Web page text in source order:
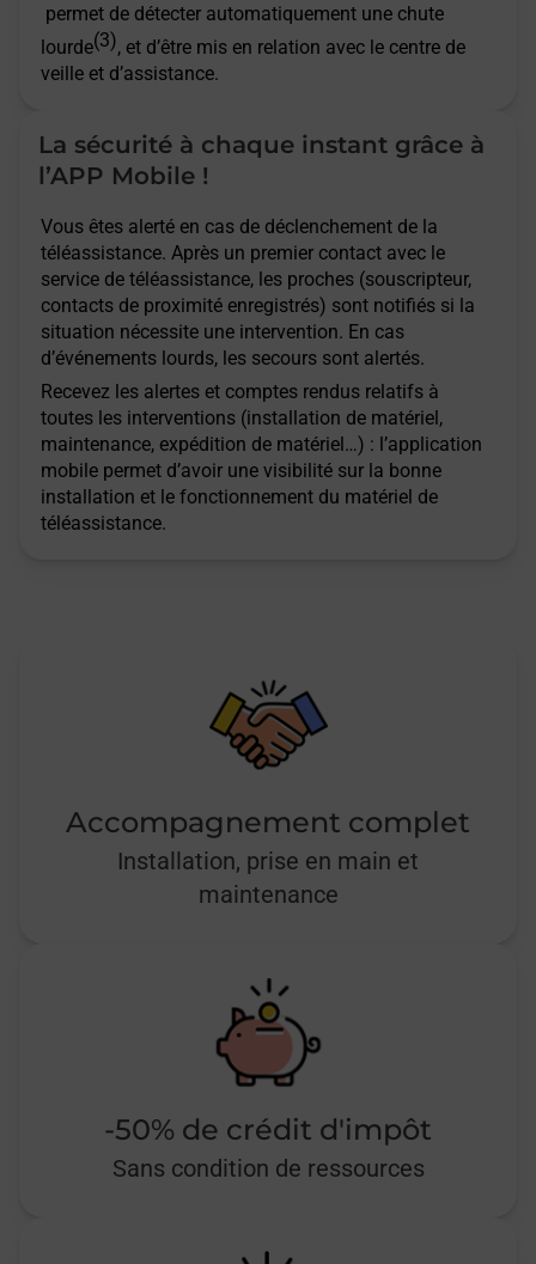
permet de détecter automatiquement une chute
lourde(3), et d’être mis en relation avec le centre de
veille et d’assistance.
La sécurité à chaque instant grâce à
l’APP Mobile !
Vous êtes alerté en cas de déclenchement de la
téléassistance. Après un premier contact avec le
service de téléassistance, les proches (souscripteur,
contacts de proximité enregistrés) sont notifiés si la
situation nécessite une intervention. En cas
d’événements lourds, les secours sont alertés.
Recevez les alertes et comptes rendus relatifs à
toutes les interventions (installation de matériel,
maintenance, expédition de matériel…) : l’application
mobile permet d’avoir une visibilité sur la bonne
installation et le fonctionnement du matériel de
téléassistance.
Accompagnement complet
Installation, prise en main et
maintenance
-50% de crédit d'impôt
Sans condition de ressources